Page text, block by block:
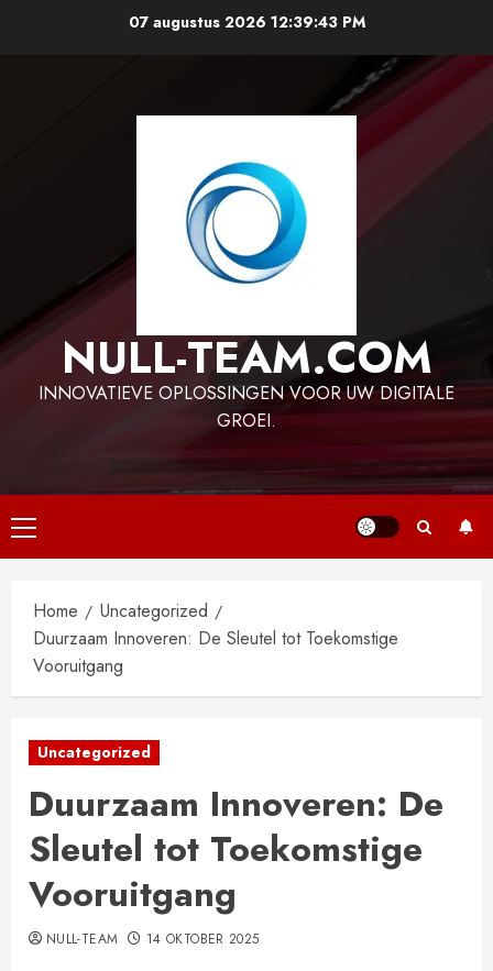
07 augustus 2026 12:39:44 PM
NULL-TEAM.COM
INNOVATIEVE OPLOSSINGEN VOOR UW DIGITALE
GROEI.
Primair
menu
Home
Uncategorized
Duurzaam Innoveren: De Sleutel tot Toekomstige
Vooruitgang
Uncategorized
Duurzaam Innoveren: De
Sleutel tot Toekomstige
Vooruitgang
NULL-TEAM 14 OKTOBER 2025